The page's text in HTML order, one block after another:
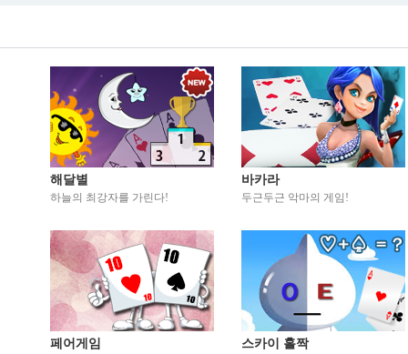
해달별
하늘의 최강자를 가린다!
바카라
두근두근 악마의 게임!
페어게임 스카이 홀짝